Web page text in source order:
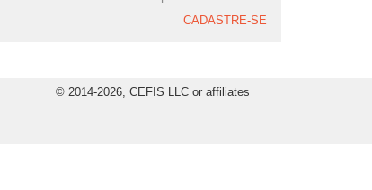
CADASTRE-SE
© 2014-2026, CEFIS LLC or affiliates